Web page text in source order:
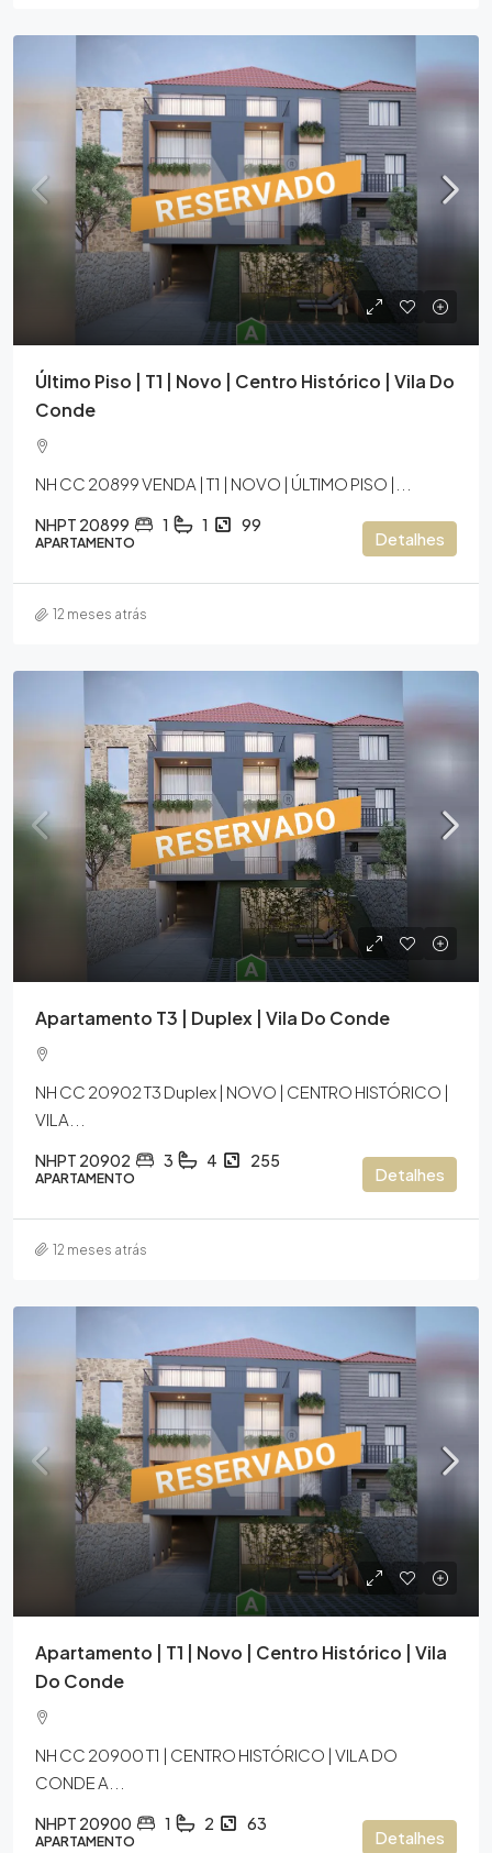
Último Piso | T1 | Novo | Centro Histórico | Vila Do
Conde
NH CC 20899 VENDA | T1 | NOVO | ÚLTIMO PISO |...
NHPT 20899 1 1 99
APARTAMENTO Detalhes
12 meses atrás
Apartamento T3 | Duplex | Vila Do Conde
NH CC 20902 T3 Duplex | NOVO | CENTRO HISTÓRICO |
VILA...
NHPT 20902 3 4 255
APARTAMENTO Detalhes
12 meses atrás
Apartamento | T1 | Novo | Centro Histórico | Vila
Do Conde
NH CC 20900 T1 | CENTRO HISTÓRICO | VILA DO
CONDE A...
NHPT 20900 1 2 63
APARTAMENTO Detalhes